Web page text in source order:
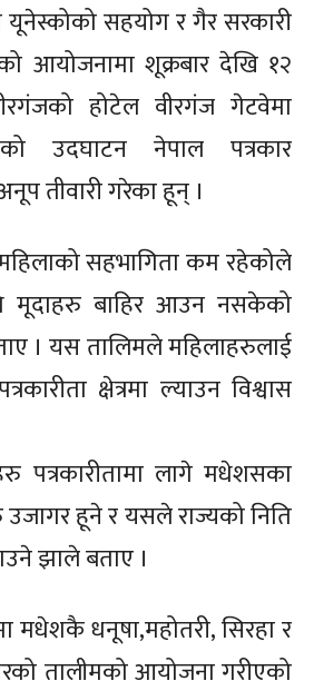
यूनेस्कोको सहयोग र गैर सरकारी
आयोजनामा शूक्रबार देखि १२
होटेल वीरगंज गेटवेमा
उदघाटन नेपाल पत्रकार
तीवारी गरेका हून् ।
महिलाको सहभागिता कम रहेकोले
मूदाहरु बाहिर आउन नसकेको
। यस तालिमले महिलाहरुलाई
क्षेत्रमा ल्याउन विश्वास
पत्रकारीतामा लागे मधेशसका
हूने र यसले राज्यको निति
झाले बताए ।
धनूषा,महोतरी, सिरहा र
तालीमको आयोजना गरीएको